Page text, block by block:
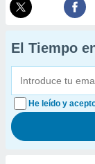
El Tiempo
He leído y